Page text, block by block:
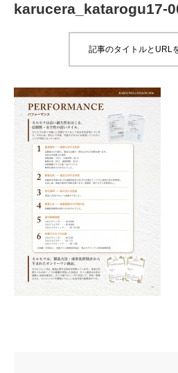
karucera_katarogu17-
記事のタイトルとURL